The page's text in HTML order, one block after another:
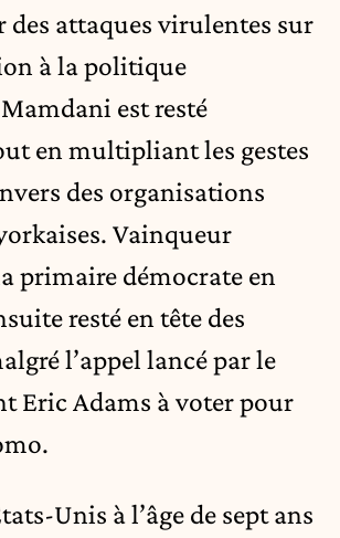
des attaques virulentes sur
à la politique
est resté
en multipliant les gestes
des organisations
Vainqueur
primaire démocrate en
resté en tête des
l’appel lancé par le
Eric Adams à voter pour
Unis à l’âge de sept ans